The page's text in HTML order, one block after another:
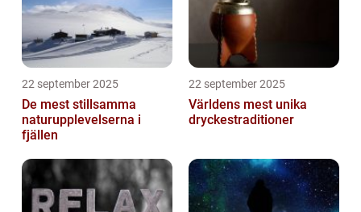
22 september 2025
De mest stillsamma
naturupplevelserna i
fjällen
22 september 2025
Världens mest unika
dryckestraditioner